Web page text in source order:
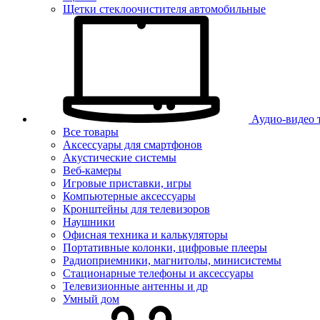
Щетки стеклоочистителя автомобильные
Аудио-видео
Все товары
Аксессуары для смартфонов
Акустические системы
Веб-камеры
Игровые приставки, игры
Компьютерные аксессуары
Кронштейны для телевизоров
Наушники
Офисная техника и калькуляторы
Портативные колонки, цифровые плееры
Радиоприемники, магнитолы, минисистемы
Стационарные телефоны и аксессуары
Телевизионные антенны и др
Умный дом